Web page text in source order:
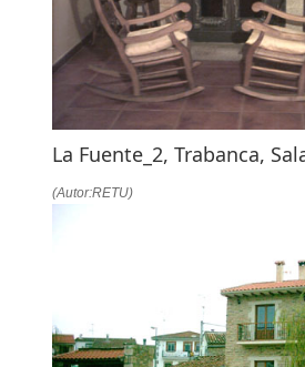
La Fuente_2, Trabanca,
(Autor:RETU)